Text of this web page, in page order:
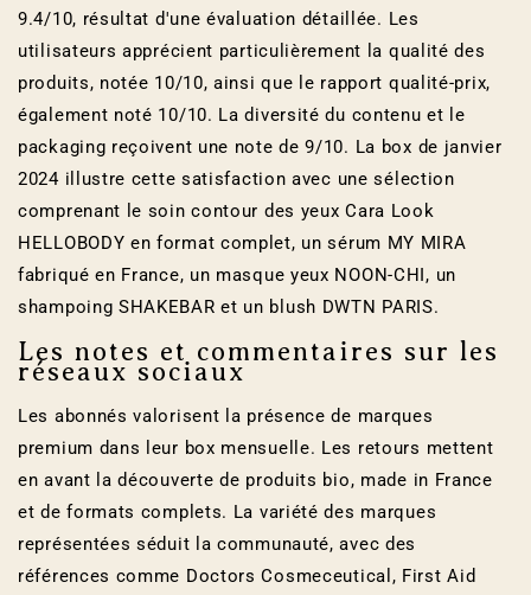
9.4/10, résultat d'une évaluation détaillée. Les
utilisateurs apprécient particulièrement la qualité des
produits, notée 10/10, ainsi que le rapport qualité-prix,
également noté 10/10. La diversité du contenu et le
packaging reçoivent une note de 9/10. La box de janvier
2024 illustre cette satisfaction avec une sélection
comprenant le soin contour des yeux Cara Look
HELLOBODY en format complet, un sérum MY MIRA
fabriqué en France, un masque yeux NOON-CHI, un
shampoing SHAKEBAR et un blush DWTN PARIS.
Les notes et commentaires sur les
réseaux sociaux
Les abonnés valorisent la présence de marques
premium dans leur box mensuelle. Les retours mettent
en avant la découverte de produits bio, made in France
et de formats complets. La variété des marques
représentées séduit la communauté, avec des
références comme Doctors Cosmeceutical, First Aid